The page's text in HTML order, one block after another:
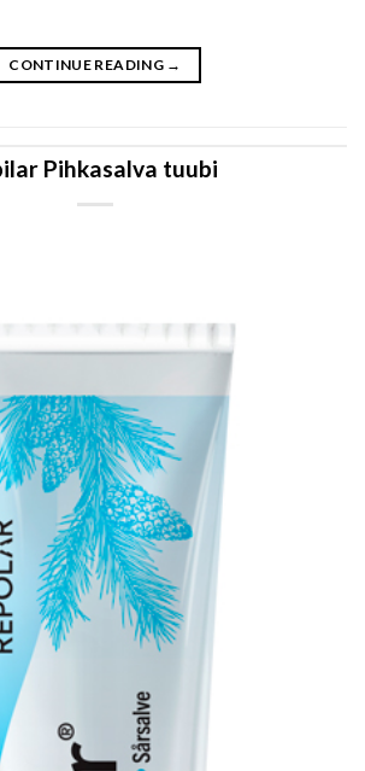
CONTINUE READING →
Pihkasalva tuubi